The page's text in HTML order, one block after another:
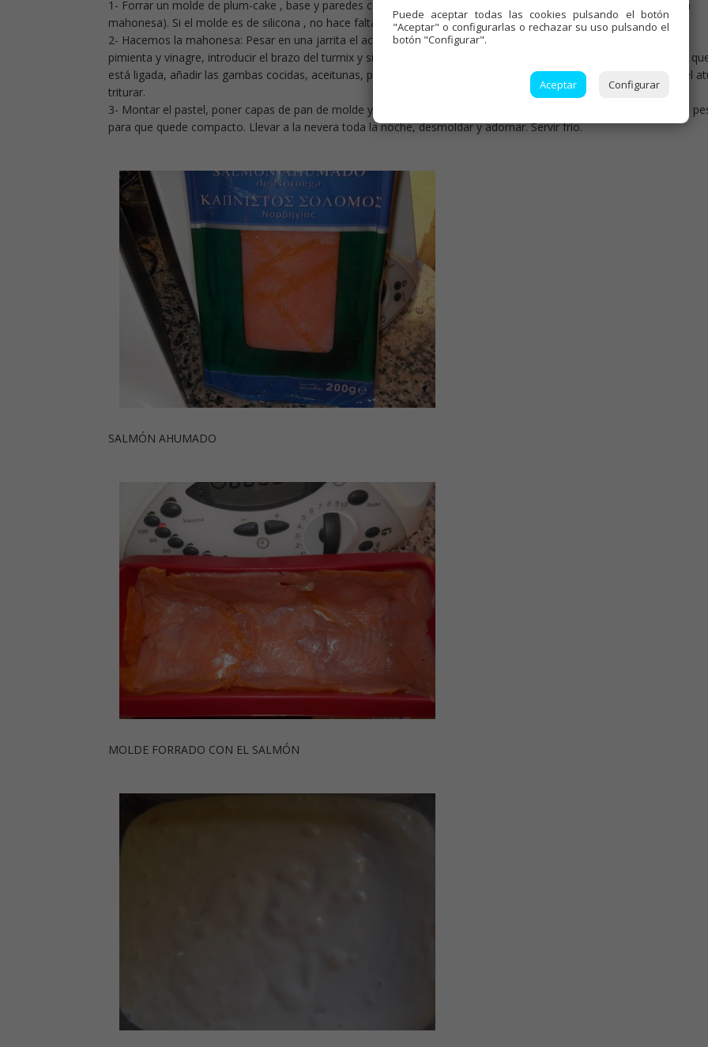
1- Forrar un molde de plum-cake , base y paredes con 175 gr. del salmón en lonchas (Reservar unos 25 gr. para la
mahonesa). Si el molde es de silicona , no hace falta forrarlo, si es rígido, forrar con film antes.
2- Hacemos la mahonesa: Pesar en una jarrita el aceite. Reservar. En el vaso del turmix, yema, huevo entero, sal,
pimienta y vinagre, introducir el brazo del turmix y sin moverlo, ir echando el aceite poco a poco, cuando veamos
está ligada, añadir las gambas cocidas, aceitunas, palitos de cangrejo en trozos, los 25 gr. de salmón restante y el
triturar.
3- Montar el pastel, poner capas de pan de molde y mahonesa , comenzar con pan y terminar, tapar y colocar un
para que quede compacto. Llevar a la nevera toda la noche, desmoldar y adornar. Servir frío.
SALMÓN AHUMADO
MOLDE FORRADO CON EL SALMÓN
Puede aceptar todas las cookies pulsando el botón
"Aceptar" o configurarlas o rechazar su uso pulsando el
botón "Configurar".
Aceptar Configurar